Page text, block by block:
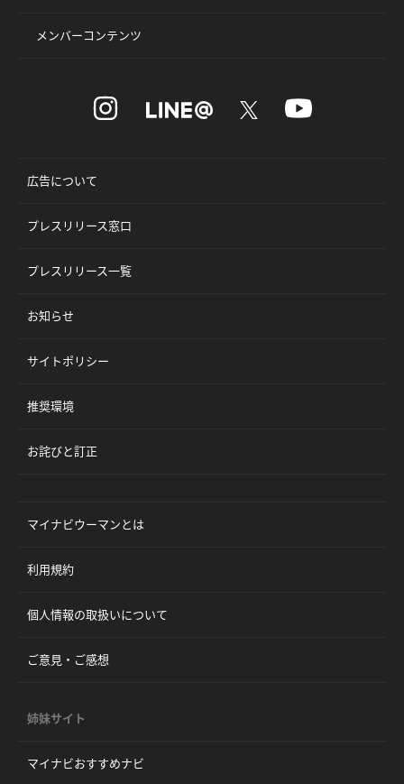
メンバーコンテンツ
広告について
プレスリリース窓口
プレスリリース一覧
お知らせ
サイトポリシー
推奨環境
お詫びと訂正
マイナビウーマンとは
利用規約
個人情報の取扱いについて
ご意見・ご感想
姉妹サイト
マイナビおすすめナビ